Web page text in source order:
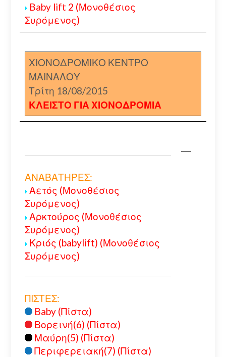
Baby lift 2 (Μονοθέσιος
Συρόμενος)
ΧΙΟΝΟΔΡΟΜΙΚΟ ΚΕΝΤΡΟ
ΜΑΙΝΑΛΟΥ
Τρίτη 18/08/2015
ΚΛΕΙΣΤΟ ΓΙΑ ΧΙΟΝΟΔΡΟΜΙΑ
ΑΝΑΒΑΤΗΡΕΣ:
Αετός (Μονοθέσιος
Συρόμενος)
Αρκτούρος (Μονοθέσιος
Συρόμενος)
Κριός (babylift) (Μονοθέσιος
Συρόμενος)
ΠΙΣΤΕΣ:
Baby (Πίστα)
Βορεινή(6) (Πίστα)
Μαύρη(5) (Πίστα)
Περιφερειακή(7) (Πίστα)